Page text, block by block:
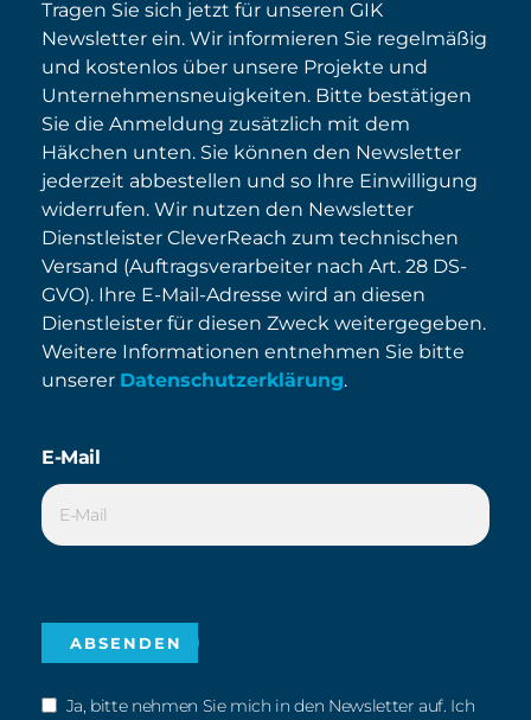
Tragen Sie sich jetzt für unseren GIK
Newsletter ein. Wir informieren Sie regelmäßig
und kostenlos über unsere Projekte und
Unternehmensneuigkeiten. Bitte bestätigen
Sie die Anmeldung zusätzlich mit dem
Häkchen unten. Sie können den Newsletter
jederzeit abbestellen und so Ihre Einwilligung
widerrufen. Wir nutzen den Newsletter
Dienstleister CleverReach zum technischen
Versand (Auftragsverarbeiter nach Art. 28 DS-
GVO). Ihre E-Mail-Adresse wird an diesen
Dienstleister für diesen Zweck weitergegeben.
Weitere Informationen entnehmen Sie bitte
unserer Datenschutzerklärung.
E-Mail
Ja, bitte nehmen Sie mich in den Newsletter auf. Ich